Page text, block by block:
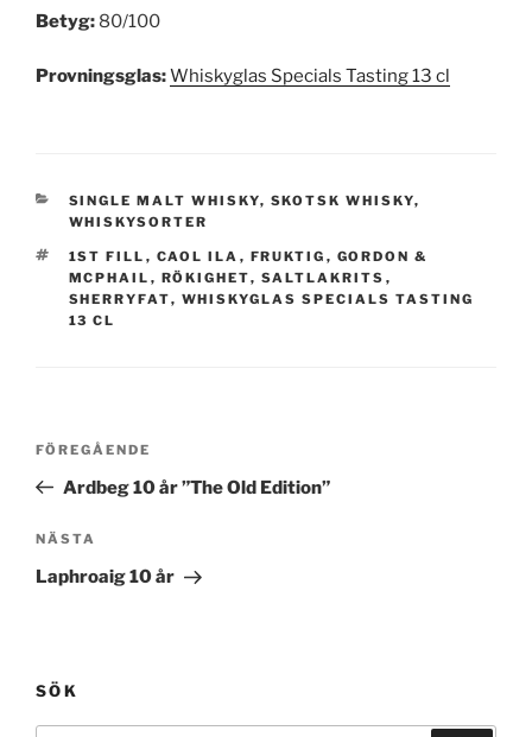
Betyg: 80/100
Provningsglas:Whiskyglas Specials Tasting 13 cl
KATEGORIER
SINGLE MALT WHISKY, SKOTSK WHISKY,
WHISKYSORTER
TAGGAR
1ST FILL , CAOL ILA , FRUKTIG , GORDON &
MCPHAIL , RÖKIGHET, SALTLAKRITS ,
SHERRYFAT, WHISKYGLAS SPECIALS TASTING
13 CL
Inläggsnavigering
Föregående
inlägg
FÖREGÅENDE
Ardbeg 10 år ”The Old Edition”
Nästa
inlägg
NÄSTA
Laphroaig 10 år
SÖK